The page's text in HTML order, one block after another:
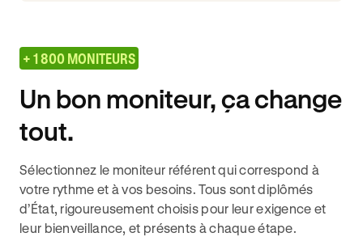
+ 1 800 MONITEURS
Un bon moniteur, ça change
tout.
Sélectionnez le moniteur référent qui correspond à
votre rythme et à vos besoins. Tous sont diplômés
d’État, rigoureusement choisis pour leur exigence et
leur bienveillance, et présents à chaque étape.